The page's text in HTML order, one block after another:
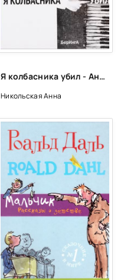
Я колбасника убил - Анна Никольская
Никольская Анна